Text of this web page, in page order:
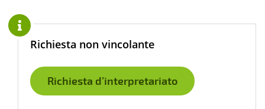
Richiesta non vincolante
Richiesta d’interpretariato